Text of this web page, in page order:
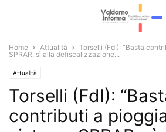
Home Attualità
Torselli (FdI): “Basta
SPRAR, sì alla defiscalizzazione...
Attualità
Torselli (FdI):
contributi a